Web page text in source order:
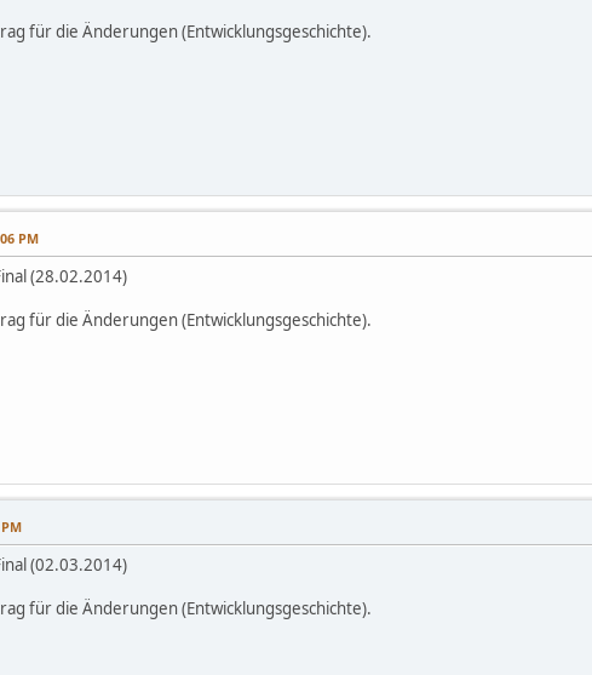
für die Änderungen (Entwicklungsgeschichte).
PM
(28.02.2014)
für die Änderungen (Entwicklungsgeschichte).
(02.03.2014)
für die Änderungen (Entwicklungsgeschichte).